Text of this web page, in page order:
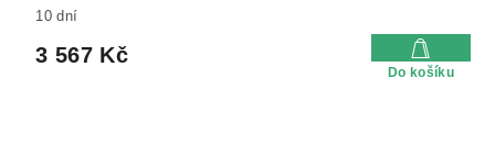
10 dní
3 567 Kč
Do košíku